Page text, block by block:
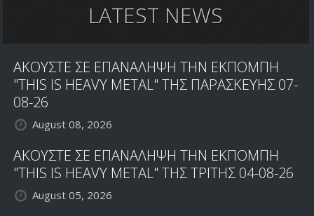
LATEST NEWS
ΑΚΟΥΣΤΕ ΣΕ ΕΠΑΝΑΛΗΨΗ ΤΗΝ ΕΚΠΟΜΠΗ
"THIS IS HEAVY METAL" ΤΗΣ ΠΑΡΑΣΚΕΥΗΣ 07-
08-26
August 08, 2026
ΑΚΟΥΣΤΕ ΣΕ ΕΠΑΝΑΛΗΨΗ ΤΗΝ ΕΚΠΟΜΠΗ
"THIS IS HEAVY METAL" ΤΗΣ ΤΡΙΤΗΣ 04-08-26
August 05, 2026